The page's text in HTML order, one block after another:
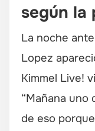
según la
La noche
Lopez
Kimmel Live!
“Mañana uno
de eso